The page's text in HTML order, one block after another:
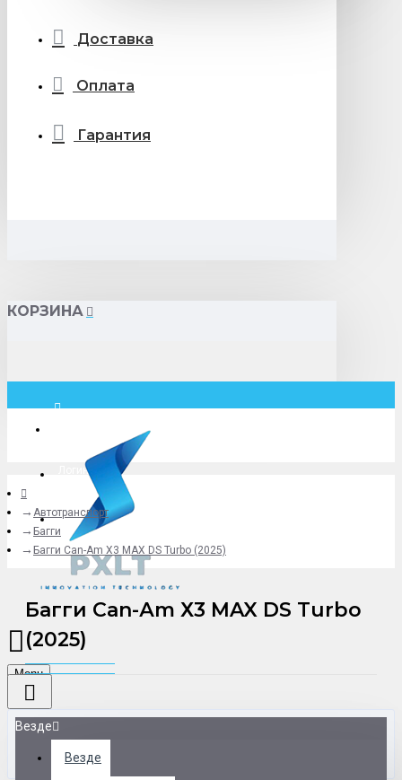
Доставка
Оплата
Гарантия
КОРЗИНА
Логин
+79775619766
Menu
Везде
Везде
Автотранспорт
Багги
Багги Сan-Аm Х3 MAX DS Turbo (2025)
Багги Сan-Аm Х3 MAX DS Turbo
(2025)